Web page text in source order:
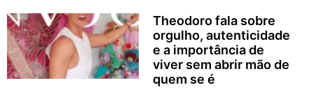
Theodoro fala sobre
orgulho, autenticidade
e a importância de
viver sem abrir mão de
quem se é